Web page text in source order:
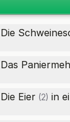
Die
Das
Die Eier (2) in